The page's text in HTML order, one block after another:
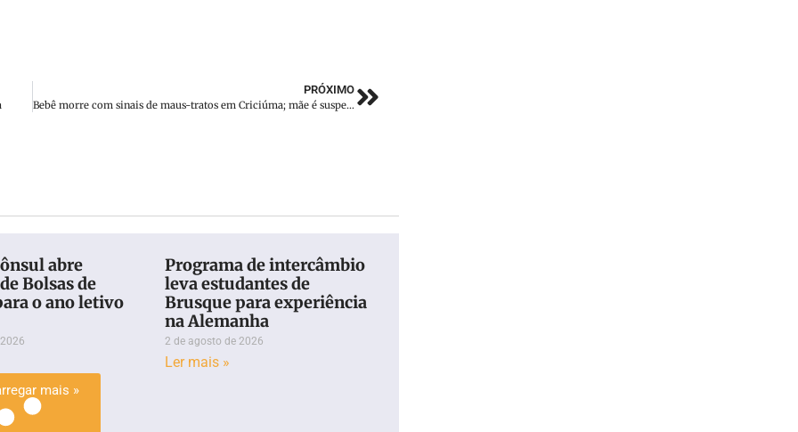
PRÓXIMO
Bebê morre com sinais de maus-tratos em Criciúma; mãe é suspeita
abre
Bolsas de
o ano letivo
Programa de intercâmbio
leva estudantes de
Brusque para experiência
na Alemanha
2 de agosto de 2026
Ler mais »
mais »